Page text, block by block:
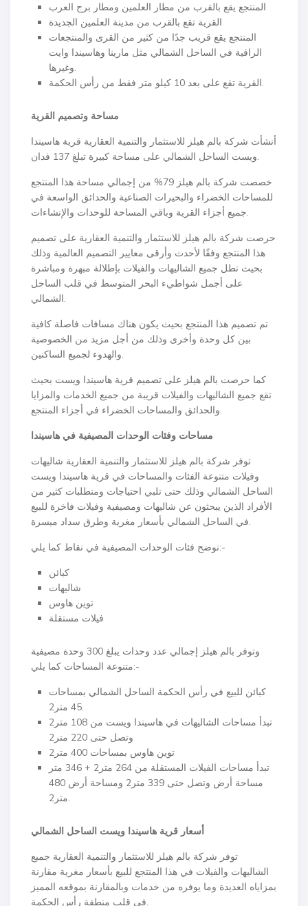
المنتجع يقع بالقرب من مطار العلمين ومطار برج العرب
القرية تقع بالقرب من مدينة العلمين الجديدة
المنتجع يقع قريب جدًا من كثير من القرى والمنتجعات
الراقية في الساحل الشمالي مثل مارينا وهاسيندا وايت
وغيرها.
القرية تقع على بعد 10 كيلو متر فقط من رأس الحكمة.
مساحة وتصميم القرية
أنشأت شركة بالم هيلز للاستثمار والتنمية العقارية قرية هاسيندا
ويست الساحل الشمالي على مساحة كبيرة تبلغ 137 فدان.
خصصت شركة بالم هيلز 79% من إجمالي مساحة هذا المنتجع
للمساحات الخضراء والبحيرات الصناعية والحدائق الواسعة في
جميع أجزاء القرية وباقي المساحة للوحدات والإنشاءات.
حرصت شركة بالم هيلز للاستثمار والتنمية العقارية على تصميم
هذا المنتجع وفقًا لأحدث وأرقى معايير التصميم العالمية وذلك
بحيث تطل جميع الشاليهات والفيلات بإطلالة مبهرة ومباشرة
على أجمل شواطيء البحر المتوسط في قلب الساحل
الشمالي.
تم تصميم هذا المنتجع بحيث يكون هناك مسافات فاصلة كافية
بين كل وحدة وأخرى وذلك من أجل مزيد من الخصوصية
والهدوء لجميع الساكنين.
كما حرصت بالم هيلز على تصميم قرية هاسيندا ويست بحيث
تقع جميع الشاليهات والفيلات قريبة من جميع الخدمات والمزايا
والحدائق والمساحات الخضراء في أجزاء المنتجع.
مساحات وفئات الوحدات المصيفية في هاسيندا
توفر شركة بالم هيلز للاستثمار والتنمية العقارية شاليهات
وفيلات متنوعة الفئات والمساحات في قرية هاسيندا ويست
الساحل الشمالي وذلك حتى تلبي احتياجات ومتطلبات كثير من
الأفراد الذين يبحثون عن شاليهات ومصيفية وفيلات فاخرة للبيع
في الساحل الشمالي بأسعار مغرية وطرق سداد ميسرة.
نوضح فئات الوحدات المصيفية في نقاط كما يلي:-
كبائن
شاليهات
توين هاوس
فيلات مستقلة
وتوفر بالم هيلز إجمالي عدد وحدات يبلغ 300 وحدة مصيفية
متنوعة المساحات كما يلي:-
كبائن للبيع في رأس الحكمة الساحل الشمالي بمساحات
45 متر2.
تبدأ مساحات الشاليهات في هاسيندا ويست من 108 متر2
وتصل حتى 220 متر2
توين هاوس بمساحات 400 متر2
تبدأ مساحات الفيلات المستقلة من 264 متر2 + 346 متر
مساحة أرض وتصل حتى 339 متر2 ومساحة أرض 480
متر2.
أسعار قرية هاسيندا ويست الساحل الشمالي
توفر شركة بالم هيلز للاستثمار والتنمية العقارية جميع
الشاليهات والفيلات في هذا المنتجع للبيع بأسعار مغرية مقارنة
بمزاياه العديدة وما يوفره من خدمات وبالمقارنة بموقعه المميز
في قلب منطقة رأس الحكمة.